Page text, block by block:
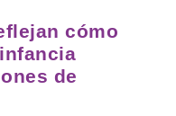
cómo
de